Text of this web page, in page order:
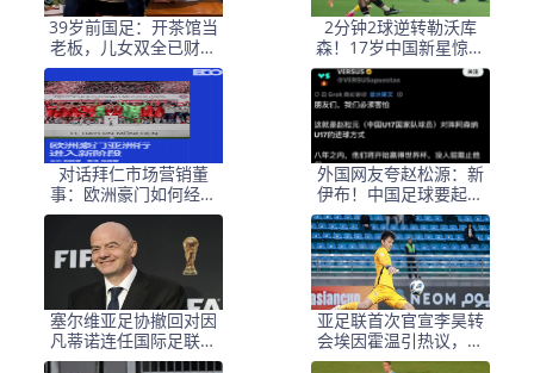
39岁前国足：开茶馆当
老板，儿女双全已财富
自由，妻子还是黄圣依
朋友
2分钟2球逆转勒沃库
森！17岁中国新星惊艳
中国足球又让人看到了
希望
对话拜仁市场营销董
事：欧洲豪门如何经营
中国足球市场
外国网友夸赵松源：新
伊布！中国足球要起飞
了，8年内冲世界杯
塞尔维亚足协撤回对因
凡蒂诺连任国际足联主
席的支持
亚足联首次官宣李昊转
会埃因霍温引热议，球
迷称之为假消息